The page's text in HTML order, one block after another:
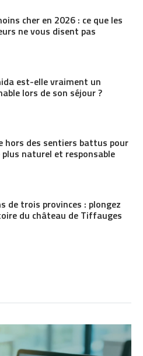
cher en 2026 : ce que les
ne vous disent pas
est-elle vraiment un
lors de son séjour ?
hors des sentiers battus pour
naturel et responsable
de trois provinces : plongez
du château de Tiffauges